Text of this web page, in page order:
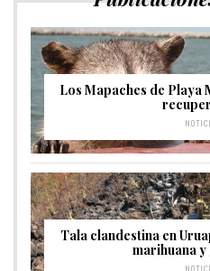
Los Mapaches de Playa
Tala clandestina en
marihuana